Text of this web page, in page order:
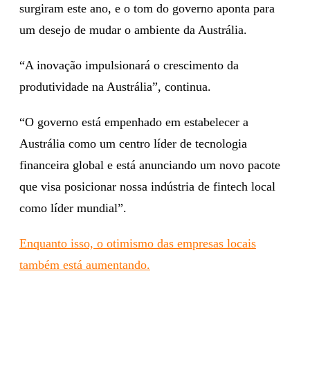
surgiram este ano, e o tom do governo aponta para
um desejo de mudar o ambiente da Austrália.
“A inovação impulsionará o crescimento da
produtividade na Austrália”, continua.
“O governo está empenhado em estabelecer a
Austrália como um centro líder de tecnologia
financeira global e está anunciando um novo pacote
que visa posicionar nossa indústria de fintech local
como líder mundial”.
Enquanto isso, o otimismo das empresas locais
também está aumentando.